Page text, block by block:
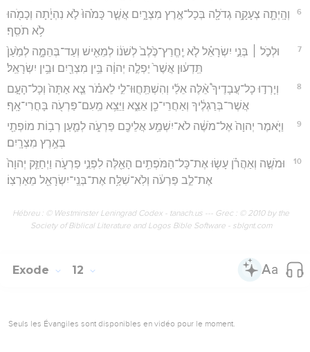
6
וְהָֽיְתָ֛ה צְעָקָ֥ה גְדֹלָ֖ה בְּכָל־אֶ֣רֶץ מִצְרָ֑יִם אֲשֶׁ֤ר כָּמֹ֙הוּ֙ לֹ֣א נִהְיָ֔תָה וְכָמֹ֖הוּ
לֹ֥א תֹסִֽף׃
7
וּלְכֹ֣ל ׀ בְּנֵ֣י יִשְׂרָאֵ֗ל לֹ֤א יֶֽחֱרַץ־כֶּ֙לֶב֙ לְשֹׁנ֔וֹ לְמֵאִ֖ישׁ וְעַד־בְּהֵמָ֑ה לְמַ֙עַן֙
תֵּֽדְע֔וּן אֲשֶׁר֙ יַפְלֶ֣ה יְהוָ֔ה בֵּ֥ין מִצְרַ֖יִם וּבֵ֥ין יִשְׂרָאֵֽל׃
8
וְיָרְד֣וּ כָל־עֲבָדֶיךָ֩ אֵ֨לֶּה אֵלַ֜י וְהִשְׁתַּֽחֲוּוּ־לִ֣י לֵאמֹ֗ר צֵ֤א אַתָּה֙ וְכָל־הָעָ֣ם
אֲשֶׁר־בְּרַגְלֶ֔יךָ וְאַחֲרֵי־כֵ֖ן אֵצֵ֑א וַיֵּצֵ֥א מֵֽעִם־פַּרְעֹ֖ה בָּחֳרִי־אָֽף׃
9
וַיֹּ֤אמֶר יְהוָה֙ אֶל־מֹשֶׁ֔ה לֹא־יִשְׁמַ֥ע אֲלֵיכֶ֖ם פַּרְעֹ֑ה לְמַ֛עַן רְב֥וֹת מוֹפְתַ֖י
בְּאֶ֥רֶץ מִצְרָֽיִם׃
10
וּמֹשֶׁ֣ה וְאַהֲרֹ֗ן עָשׂ֛וּ אֶת־כָּל־הַמֹּפְתִ֥ים הָאֵ֖לֶּה לִפְנֵ֣י פַרְעֹ֑ה וַיְחַזֵּ֤ק יְהוָה֙
אֶת־לֵ֣ב פַּרְעֹ֔ה וְלֹֽא־שִׁלַּ֥ח אֶת־בְּנֵֽי־יִשְׂרָאֵ֖ל מֵאַרְצֽוֹ׃
Hébreu : © Westminster Leningrad Codex - tanach.us --- Grec : © 2010 by the
Society of Biblical Literature and Logos Bible Software - sblgnt.com
Exode 12
Seuls les Évangiles sont disponibles en vidéo pour le moment.